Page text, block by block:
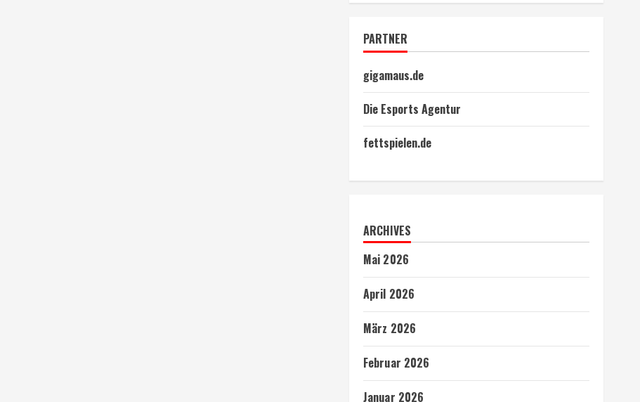
PARTNER
gigamaus.de
Die Esports Agentur
fettspielen.de
ARCHIVES
Mai 2026
April 2026
März 2026
Februar 2026
Januar 2026